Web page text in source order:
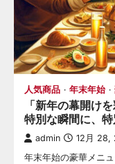
人気商品 年末年始
「新年の幕開け
特別な瞬間に、
admin 12月 28,
年末年始の豪華メニ